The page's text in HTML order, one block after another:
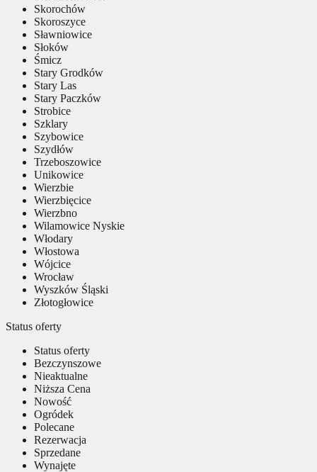
Skorochów
Skoroszyce
Sławniowice
Słoków
Śmicz
Stary Grodków
Stary Las
Stary Paczków
Strobice
Szklary
Szybowice
Szydłów
Trzeboszowice
Unikowice
Wierzbie
Wierzbięcice
Wierzbno
Wilamowice Nyskie
Włodary
Włostowa
Wójcice
Wrocław
Wyszków Śląski
Złotogłowice
Status oferty
Status oferty
Bezczynszowe
Nieaktualne
Niższa Cena
Nowość
Ogródek
Polecane
Rezerwacja
Sprzedane
Wynajęte